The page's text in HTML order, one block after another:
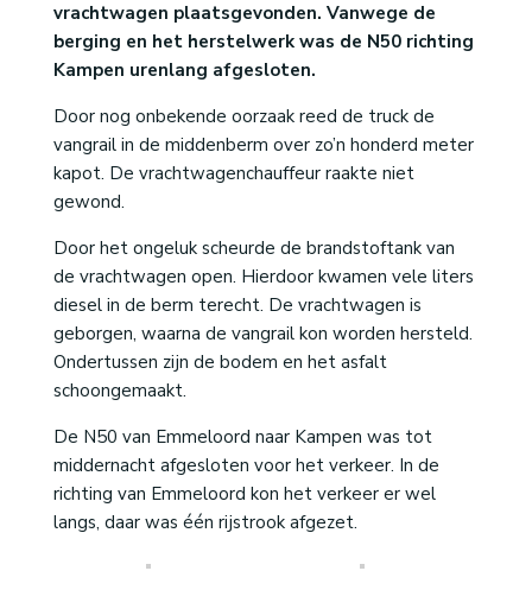
vrachtwagen plaatsgevonden. Vanwege de
berging en het herstelwerk was de N50 richting
Kampen urenlang afgesloten.
Door nog onbekende oorzaak reed de truck de
vangrail in de middenberm over zo’n honderd meter
kapot. De vrachtwagenchauffeur raakte niet
gewond.
Door het ongeluk scheurde de brandstoftank van
de vrachtwagen open. Hierdoor kwamen vele liters
diesel in de berm terecht. De vrachtwagen is
geborgen, waarna de vangrail kon worden hersteld.
Ondertussen zijn de bodem en het asfalt
schoongemaakt.
De N50 van Emmeloord naar Kampen was tot
middernacht afgesloten voor het verkeer. In de
richting van Emmeloord kon het verkeer er wel
langs, daar was één rijstrook afgezet.